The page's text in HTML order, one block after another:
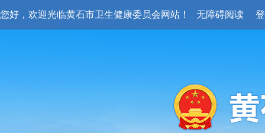
您好，欢迎光临黄石市卫生健康委员会网站！ 无障碍阅读